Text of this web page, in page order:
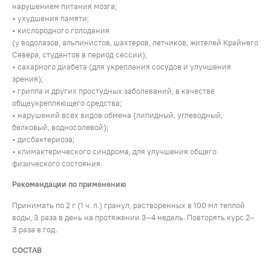
нарушением питания мозга;
• ухудшения памяти;
• кислородного голодания
(у водолазов, альпинистов, шахтеров, летчиков, жителей Крайнего
Севера, студентов в период сессии);
• сахарного диабета (для укрепления сосудов и улучшения
зрения);
• гриппа и других простудных заболеваний, в качестве
общеукрепляющего средства;
• нарушений всех видов обмена (липидный, углеводный,
белковый, водно­солевой);
• дисбактериоза;
• климактерического синдрома, для улучшения общего
физического состояния.
Рекомендации по применению
Принимать по 2 г (1 ч. л.) гранул, растворенных в 100 мл теплой
воды, 3 раза в день на протяжении 3–4 недель. Повторять курс 2–
3 раза в год.
СОСТАВ